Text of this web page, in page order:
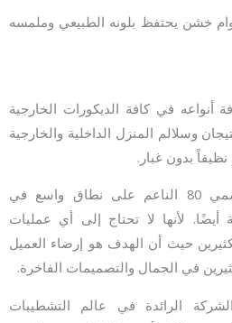
خشن يحتفظ بلونه الطبيعي وملمسه
أنواعه في كافة الديكورات الخارجية
وسلالم المنزل الداخلية والخارجية
بدون غبار.
تستخدم واجهات حجر الهاشمي 80 الناعم على نطاق واسع في
أيضًا. لأنها لا تحتاج إلى أي عمليات
حيث أن الهدف هو إرضاء العميل
في الجمال والتصميمات الفاخرة.
الرائدة في عالم التشطيبات